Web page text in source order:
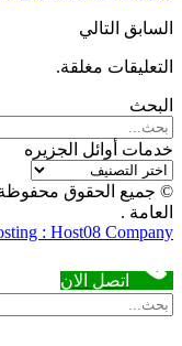
السابق التالي
التعليقات مغلقة.
البحث
خدمات أوائل الجزيره
خدمات
أوائل
الجزيره
العامة .
: Host08 Company
اتصل الان